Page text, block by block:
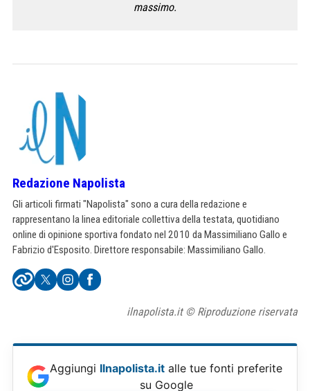
massimo.
Redazione Napolista
Gli articoli firmati "Napolista" sono a cura della redazione e
rappresentano la linea editoriale collettiva della testata, quotidiano
online di opinione sportiva fondato nel 2010 da Massimiliano Gallo e
Fabrizio d'Esposito. Direttore responsabile: Massimiliano Gallo.
ilnapolista.it © Riproduzione riservata
Aggiungi Ilnapolista.it alle tue fonti preferite
su Google